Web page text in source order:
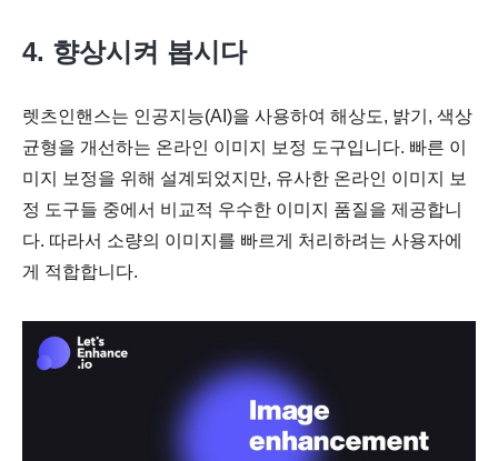
4. 향상시켜 봅시다
렛츠인핸스는 인공지능(AI)을 사용하여 해상도, 밝기, 색상
균형을 개선하는 온라인 이미지 보정 도구입니다. 빠른 이
미지 보정을 위해 설계되었지만, 유사한 온라인 이미지 보
정 도구들 중에서 비교적 우수한 이미지 품질을 제공합니
다. 따라서 소량의 이미지를 빠르게 처리하려는 사용자에
게 적합합니다.